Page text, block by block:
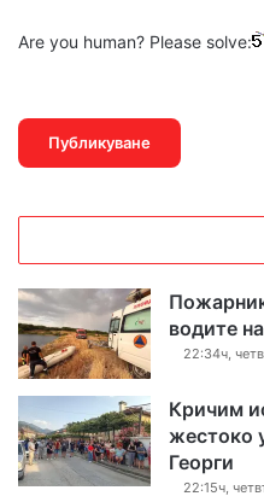
Are you human? Please solve:
водите
22:34ч,
Кричим
жестоко
Георги
22:15ч,